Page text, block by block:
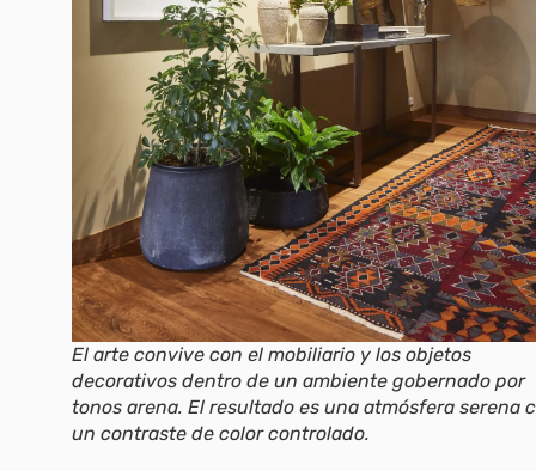
El arte convive con el mobiliario y los objetos
decorativos dentro de un ambiente gobernado por
tonos arena. El resultado es una atmósfera serena
un contraste de color controlado.